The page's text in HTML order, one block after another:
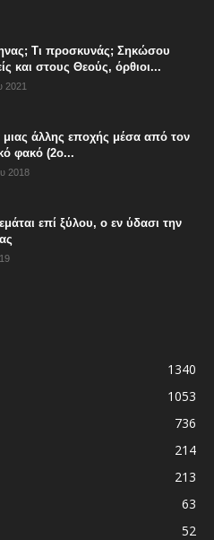
Τι προσκυνάς; Σηκώσου
και στους Θεούς, όρθιοι...
2021
άλλης εποχής μέσα από τον
φακό (2ο...
2018
επί ξύλου, ο εν ύδασι την
1340
1053
736
214
213
63
52